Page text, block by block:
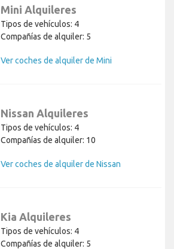
Mini Alquileres
Tipos de vehículos: 4
Compañías de alquiler: 5
Ver coches de alquiler de Mini
Nissan Alquileres
Tipos de vehículos: 4
Compañías de alquiler: 10
Ver coches de alquiler de Nissan
Kia Alquileres
Tipos de vehículos: 4
Compañías de alquiler: 5